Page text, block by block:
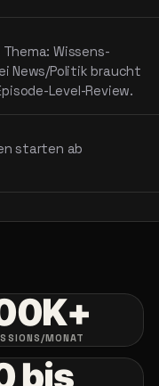
Wissens-
News/Politik braucht
Level-Review.
starten ab
MONAT
bis